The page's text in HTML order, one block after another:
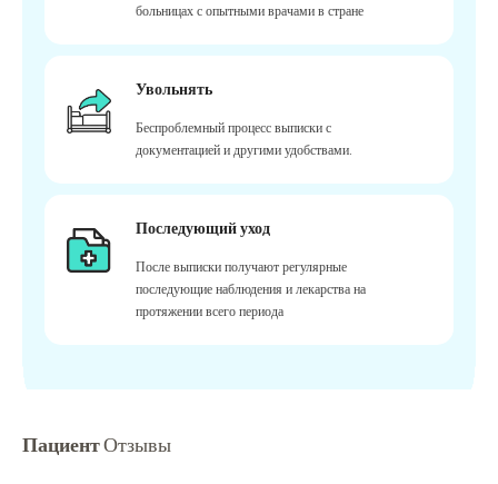
больницах с опытными врачами в стране
Увольнять
Беспроблемный процесс выписки с
документацией и другими удобствами.
Последующий уход
После выписки получают регулярные
последующие наблюдения и лекарства на
протяжении всего периода
ПациентОтзывы